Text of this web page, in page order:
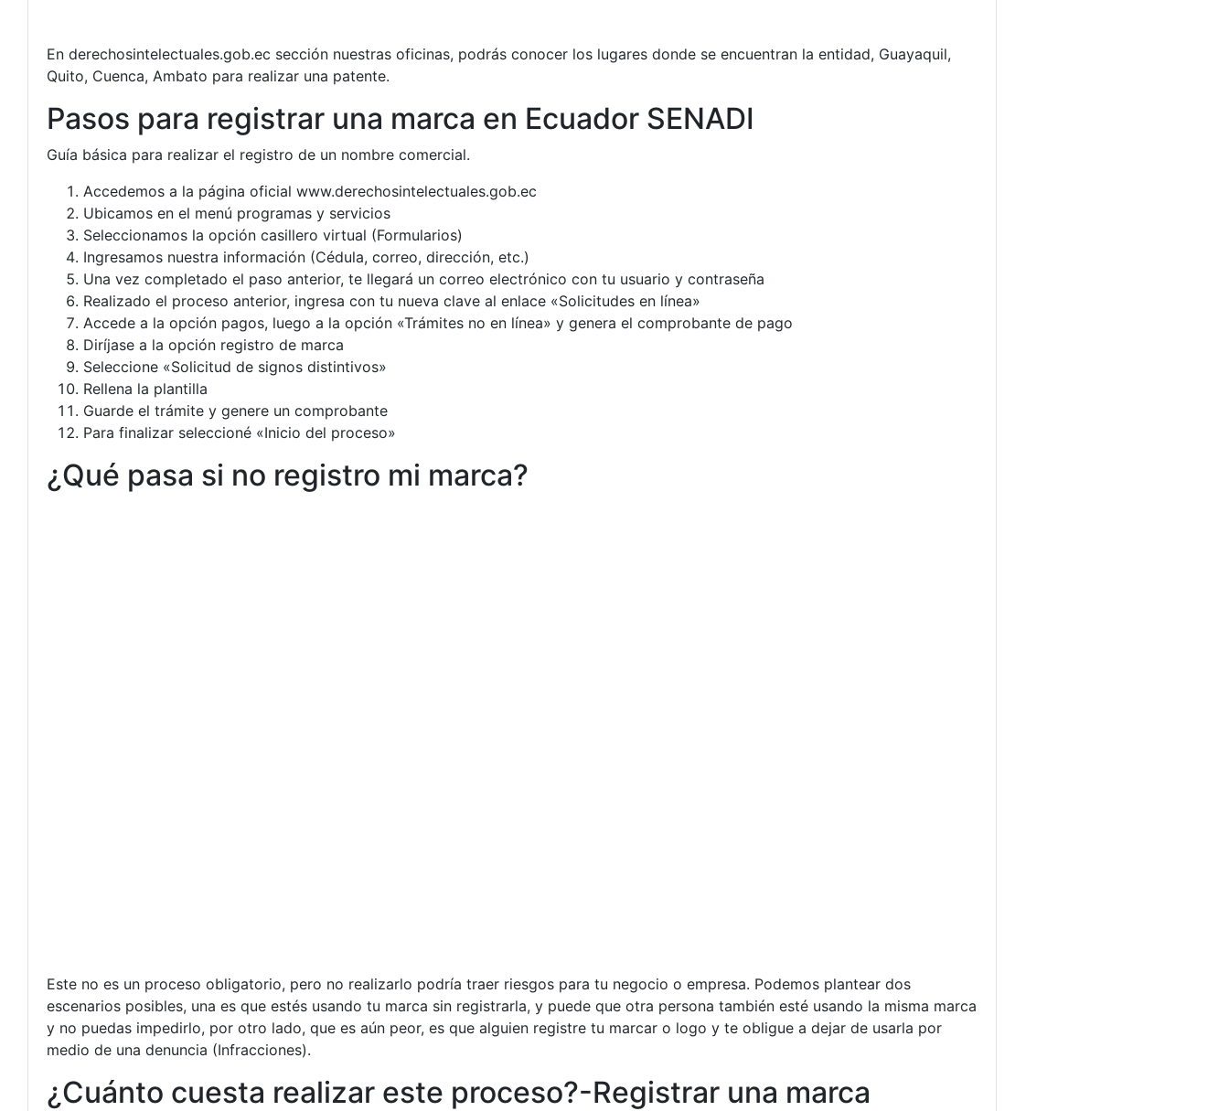
En derechosintelectuales.gob.ec sección nuestras oficinas, podrás conocer los lugares donde se encuentran la entidad, Guayaquil,
Quito, Cuenca, Ambato para realizar una patente.
Pasos para registrar una marca en Ecuador SENADI
Guía básica para realizar el registro de un nombre comercial.
Accedemos a la página oficial www.derechosintelectuales.gob.ec
Ubicamos en el menú programas y servicios
Seleccionamos la opción casillero virtual (Formularios)
Ingresamos nuestra información (Cédula, correo, dirección, etc.)
Una vez completado el paso anterior, te llegará un correo electrónico con tu usuario y contraseña
Realizado el proceso anterior, ingresa con tu nueva clave al enlace «Solicitudes en línea»
Accede a la opción pagos, luego a la opción «Trámites no en línea» y genera el comprobante de pago
Diríjase a la opción registro de marca
Seleccione «Solicitud de signos distintivos»
Rellena la plantilla
Guarde el trámite y genere un comprobante
Para finalizar seleccioné «Inicio del proceso»
¿Qué pasa si no registro mi marca?
Este no es un proceso obligatorio, pero no realizarlo podría traer riesgos para tu negocio o empresa. Podemos plantear dos
escenarios posibles, una es que estés usando tu marca sin registrarla, y puede que otra persona también esté usando la misma marca
y no puedas impedirlo, por otro lado, que es aún peor, es que alguien registre tu marcar o logo y te obligue a dejar de usarla por
medio de una denuncia (Infracciones).
¿Cuánto cuesta realizar este proceso?-Registrar una marca